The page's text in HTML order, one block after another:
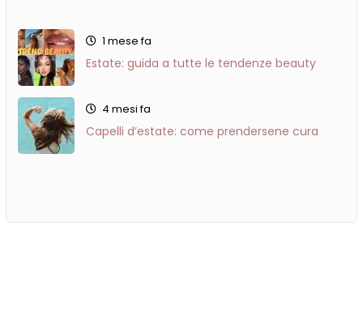
1 mese fa
Estate: guida a tutte le tendenze beauty
4 mesi fa
Capelli d’estate: come prendersene cura